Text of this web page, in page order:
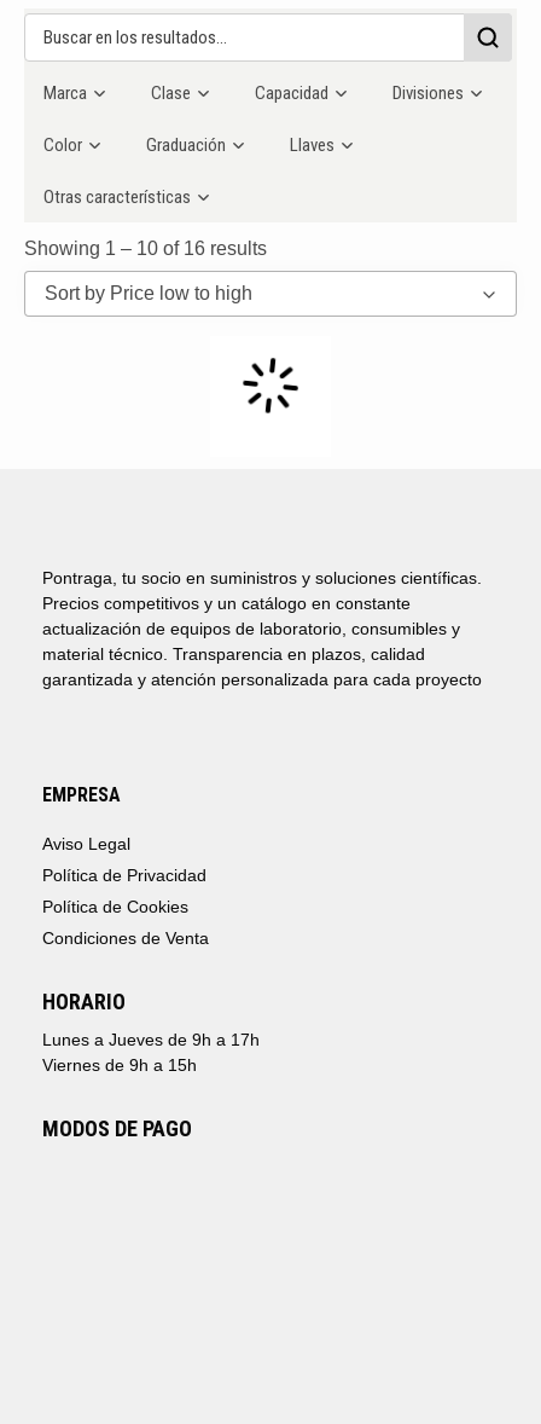
Marca Clase Capacidad Divisiones
Color Graduación Llaves
Otras características
Showing 1 – 10 of 16 results
Sort by Price low to high
Pontraga, tu socio en suministros y soluciones científicas.
Precios competitivos y un catálogo en constante
actualización de equipos de laboratorio, consumibles y
material técnico. Transparencia en plazos, calidad
garantizada y atención personalizada para cada proyecto
EMPRESA
Aviso Legal
Política de Privacidad
Política de Cookies
Condiciones de Venta
HORARIO
Lunes a Jueves de 9h a 17h
Viernes de 9h a 15h
MODOS DE PAGO